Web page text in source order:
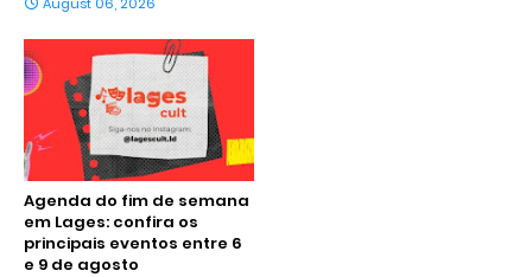
Agenda do fim de semana
em Lages: confira os
principais eventos entre 6
e 9 de agosto